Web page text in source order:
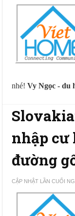
nhé! Vy Ngọc - du
nhập cư
đường
CẬP NHẬT LẦN CUỐI